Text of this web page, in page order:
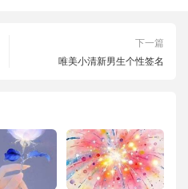
下一篇
唯美小清新男生个性签名